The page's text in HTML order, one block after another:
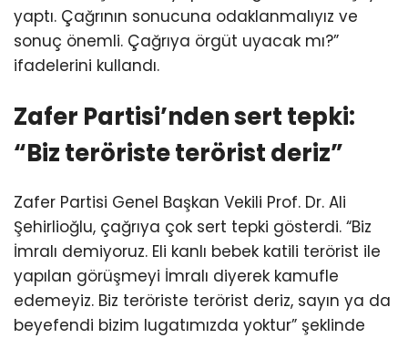
yaptı. Çağrının sonucuna odaklanmalıyız ve
sonuç önemli. Çağrıya örgüt uyacak mı?”
ifadelerini kullandı.
Zafer Partisi’nden sert tepki:
“Biz teröriste terörist deriz”
Zafer Partisi Genel Başkan Vekili Prof. Dr. Ali
Şehirlioğlu, çağrıya çok sert tepki gösterdi. “Biz
İmralı demiyoruz. Eli kanlı bebek katili terörist ile
yapılan görüşmeyi İmralı diyerek kamufle
edemeyiz. Biz teröriste terörist deriz, sayın ya da
beyefendi bizim lugatımızda yoktur” şeklinde